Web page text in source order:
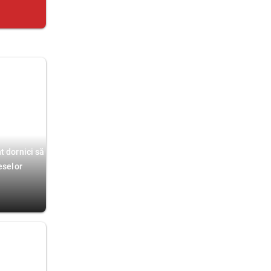
dornici să